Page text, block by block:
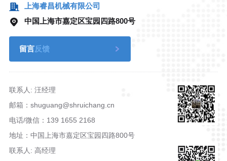
上海睿昌机械有限公司
中国上海市嘉定区宝园四路800号
留言反馈
联系人: 汪经理
邮箱：shuguang@shruichang.cn
电话/微信：139 1655 2168
地址：中国上海市嘉定区宝园四路800号
联系人: 高经理